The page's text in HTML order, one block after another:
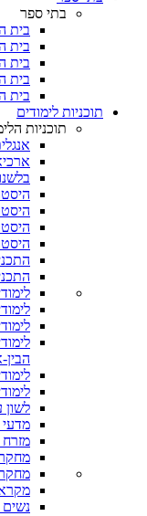
בתי ספר
בית
בית
בית
בית
בית
תוכניות לימודים
תוכניות
לשון
נשים